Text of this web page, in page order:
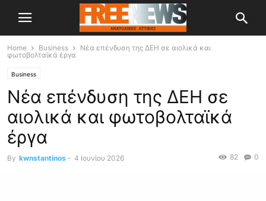
Home Business
Νέα επένδυση της ΔΕΗ σε αιολικά και
φωτοβολταϊκά έργα
Business
Νέα επένδυση της ΔΕΗ σε
αιολικά και φωτοβολταϊκά
έργα
By kwnstantinos - 4 Ιουνίου 2026 0
82